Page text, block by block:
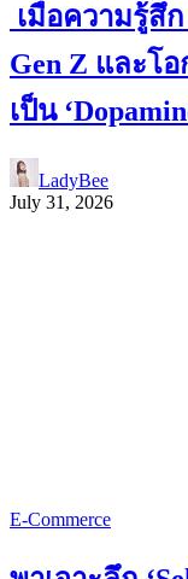
เมื่อความรู้สึ
Gen Z และโ
เป็น
LadyBee
July 31, 2026
E-Commerce